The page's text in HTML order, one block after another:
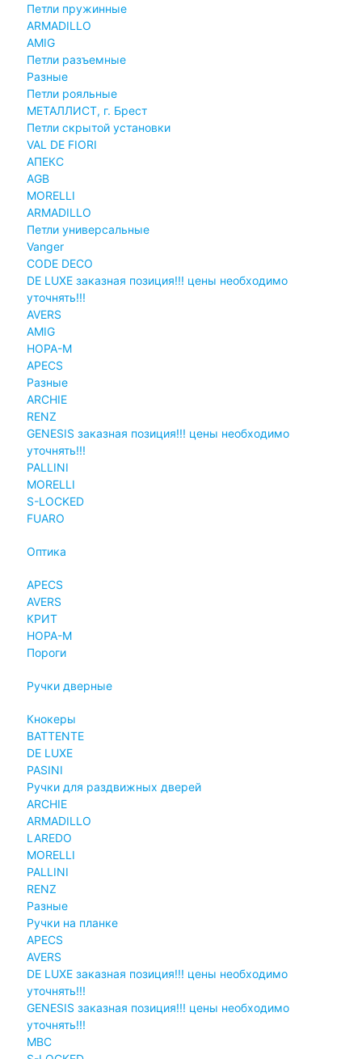
Петли пружинные
ARMADILLO
AMIG
Петли разъемные
Разные
Петли рояльные
МЕТАЛЛИСТ, г. Брест
Петли скрытой установки
VAL DE FIORI
АПЕКС
AGB
MORELLI
ARMADILLO
Петли универсальные
Vanger
CODE DECO
DE LUXE заказная позиция!!! цены необходимо
уточнять!!!
AVERS
AMIG
НОРА-М
APECS
Разные
ARCHIE
RENZ
GENESIS заказная позиция!!! цены необходимо
уточнять!!!
PALLINI
MORELLI
S-LOCKED
FUARO
Оптика
APECS
AVERS
КРИТ
НОРА-М
Пороги
Ручки дверные
Кнокеры
BATTENTE
DE LUXE
PASINI
Ручки для раздвижных дверей
ARCHIE
ARMADILLO
LAREDO
MORELLI
PALLINI
RENZ
Разные
Ручки на планке
APECS
AVERS
DE LUXE заказная позиция!!! цены необходимо
уточнять!!!
GENESIS заказная позиция!!! цены необходимо
уточнять!!!
MBC